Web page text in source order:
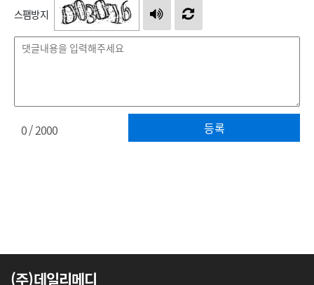
스팸방지
등록
0/ 2000
(주)데일리메디